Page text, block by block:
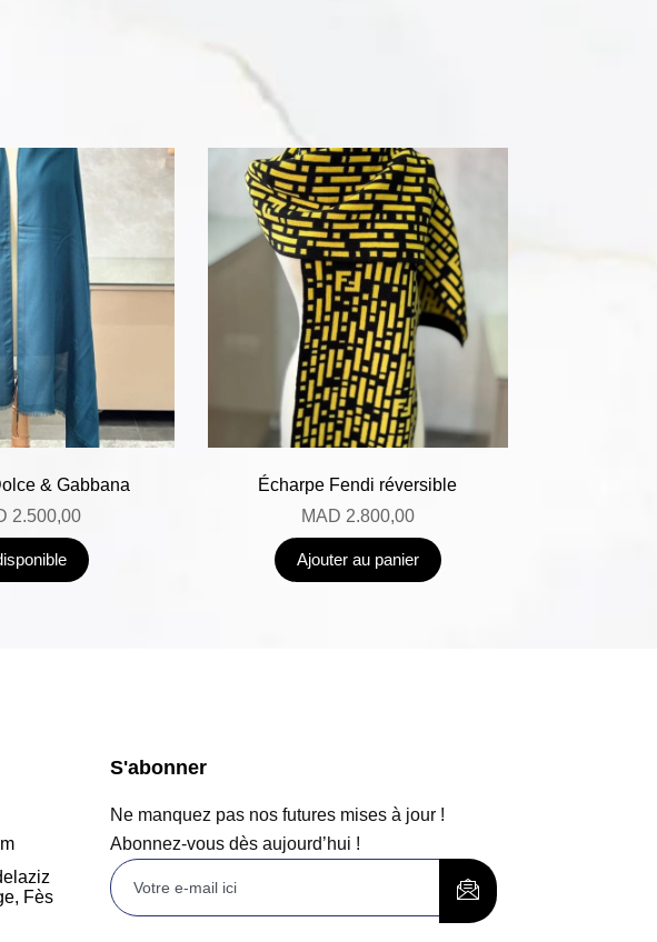
& Gabbana
2.500,00
Écharpe Fendi réversible
MAD 2.800,00
Ajouter au panier
Fès
S'abonner
Ne manquez pas nos futures mises à jour !
Abonnez-vous dès aujourd’hui !